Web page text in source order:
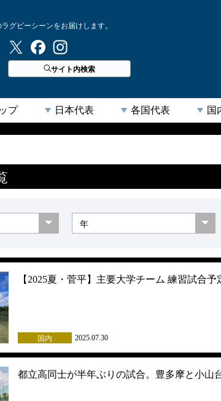
グビーシーンをお届けします。
ラグビーリパブリック
サイト内検索
プ 日本代表 各国代表 国
【2025夏・菅平】主要大学チーム 練習試合予
国内 2025.07.30
都立高同士が半年ぶりの試合。豊多摩と小山